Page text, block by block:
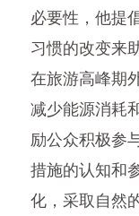
必要性，他提
习惯的改变来
在旅游高峰期
减少能源消耗
励公众积极参
措施的认知和
化，采取自然